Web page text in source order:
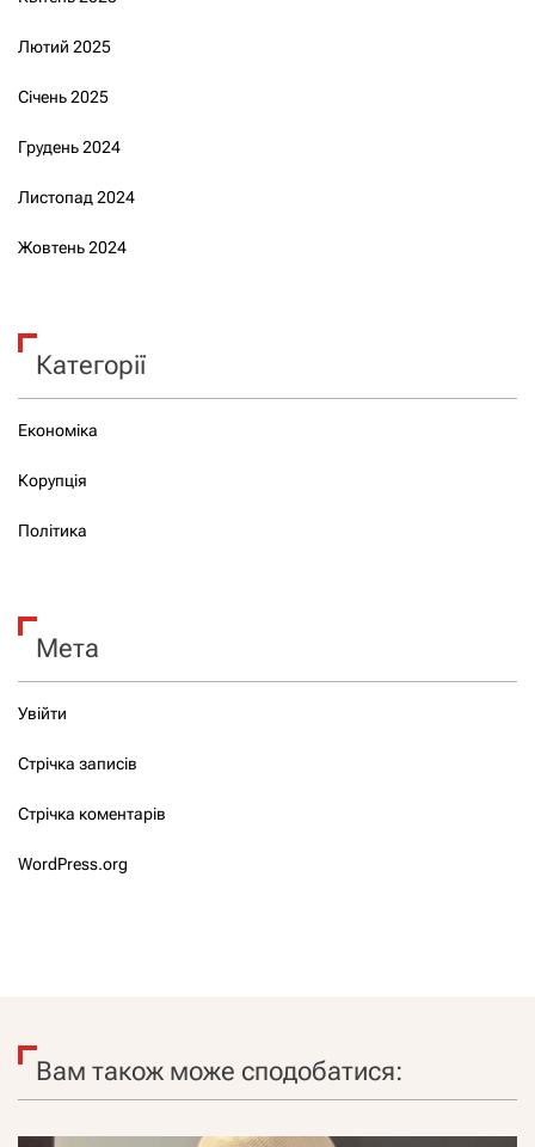
Лютий 2025
Січень 2025
Грудень 2024
Листопад 2024
Жовтень 2024
Категорії
Економіка
Корупція
Політика
Мета
Увійти
Стрічка записів
Стрічка коментарів
WordPress.org
Вам також може сподобатися: